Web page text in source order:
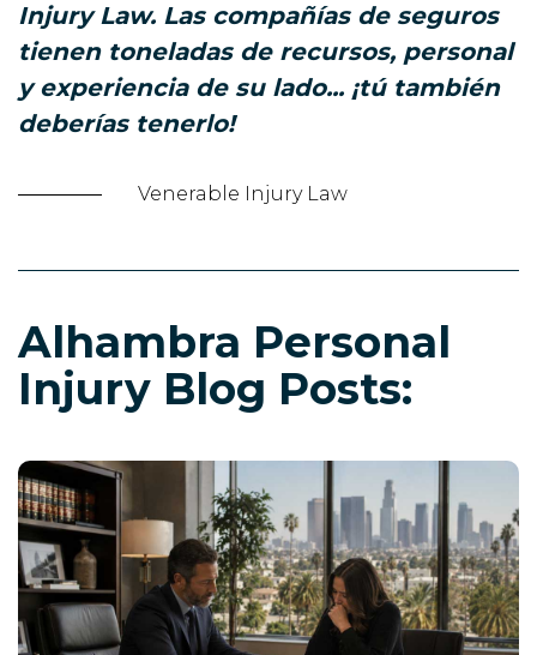
Injury Law. Las compañías de seguros
tienen toneladas de recursos, personal
y experiencia de su lado... ¡tú también
deberías tenerlo!
Venerable Injury Law
Alhambra Personal
Injury Blog Posts: